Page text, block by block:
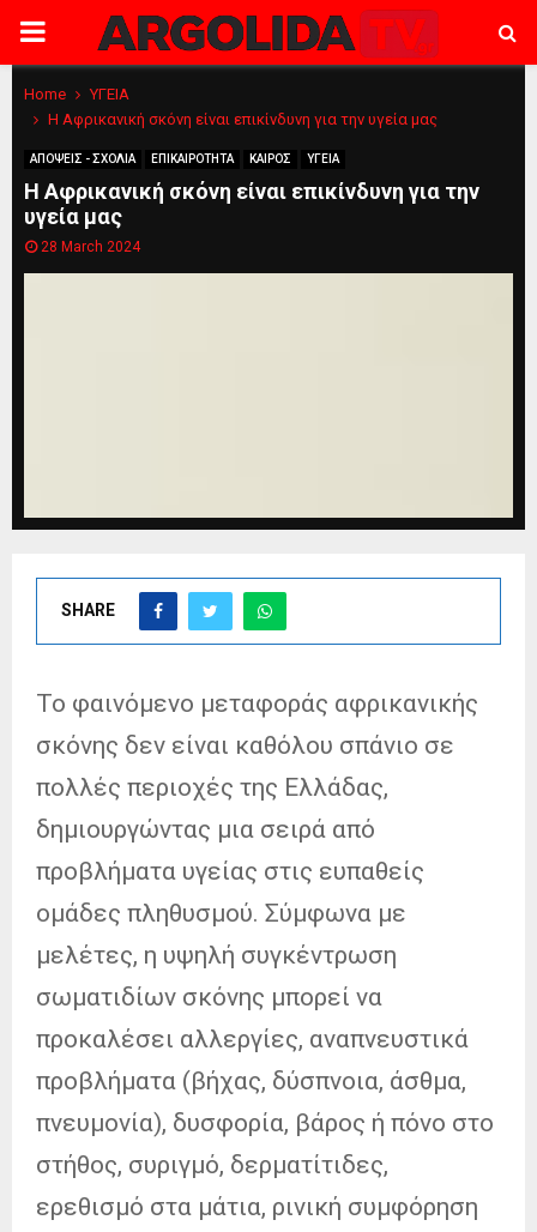
PRIMARY
MENU
Home
ΥΓΕΙΑ
Η Αφρικανική σκόνη είναι επικίνδυνη για την υγεία μας
ΑΠΟΨΕΙΣ - ΣΧΟΛΙΑ ΕΠΙΚΑΙΡΟΤΗΤΑ ΚΑΙΡΟΣ ΥΓΕΙΑ
Η Αφρικανική σκόνη είναι επικίνδυνη για την
υγεία μας
28 March 2024
SHARE
Το φαινόμενο μεταφοράς αφρικανικής
σκόνης δεν είναι καθόλου σπάνιο σε
πολλές περιοχές της Ελλάδας,
δημιουργώντας μια σειρά από
προβλήματα υγείας στις ευπαθείς
ομάδες πληθυσμού. Σύμφωνα με
μελέτες, η υψηλή συγκέντρωση
σωματιδίων σκόνης μπορεί να
προκαλέσει αλλεργίες, αναπνευστικά
προβλήματα (βήχας, δύσπνοια, άσθμα,
πνευμονία), δυσφορία, βάρος ή πόνο στο
στήθος, συριγμό, δερματίτιδες,
ερεθισμό στα μάτια, ρινική συμφόρηση